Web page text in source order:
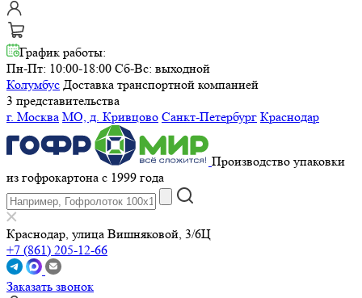
График работы:
Пн-Пт: 10:00-18:00 Сб-Вс: выходной
Колумбус Доставка транспортной компанией
3 представительства
г. Москва МО, д. Кривцово Санкт-Петербург Краснодар
Производство упаковки
из гофрокартона с 1999 года
Краснодар, улица Вишняковой, 3/6Ц
+7 (861) 205-12-66
Заказать звонок